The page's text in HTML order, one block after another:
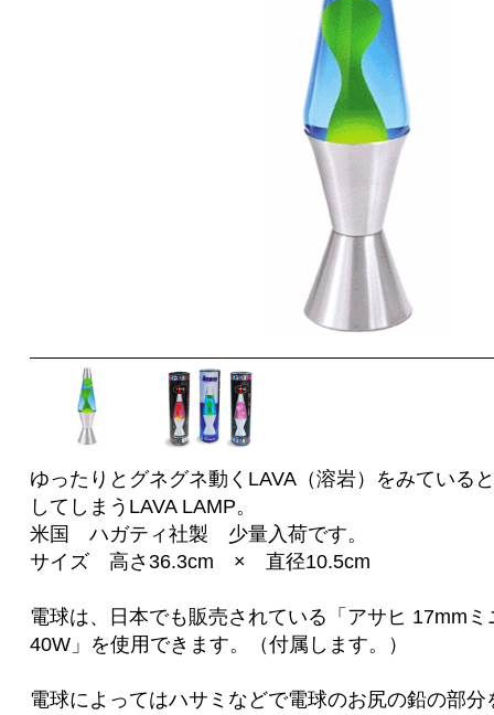
ゆったりとグネグネ動くLAVA（溶岩）をみている
してしまうLAVA LAMP。
米国 ハガティ社製 少量入荷です。
サイズ 高さ36.3cm × 直径10.5cm
電球は、日本でも販売されている「アサヒ 17mmミ
40W」を使用できます。（付属します。）
電球によってはハサミなどで電球のお尻の鉛の部